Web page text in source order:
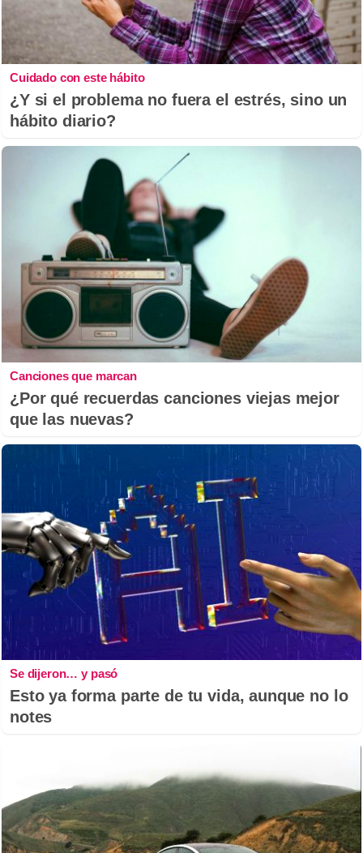
Cuidado con este hábito
¿Y si el problema no fuera el estrés, sino un
hábito diario?
Canciones que marcan
¿Por qué recuerdas canciones viejas mejor
que las nuevas?
Se dijeron… y pasó
Esto ya forma parte de tu vida, aunque no lo
notes